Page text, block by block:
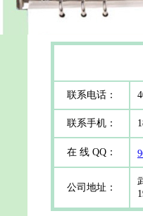
联系电话：
联系手机：
在 线 QQ：
公司地址：